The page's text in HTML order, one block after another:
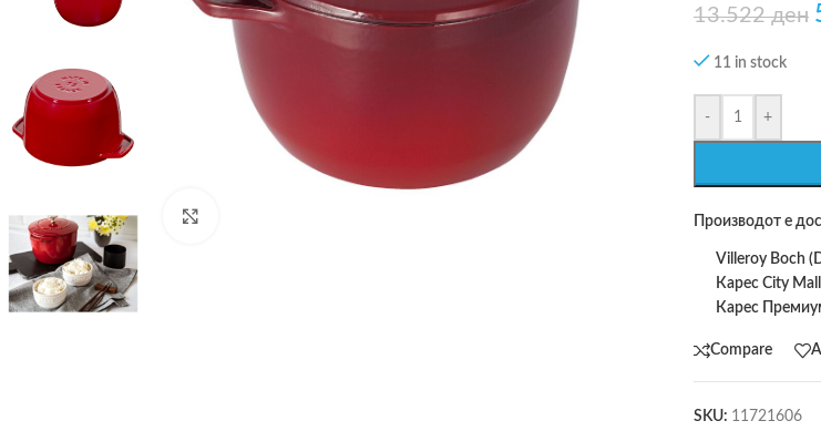
13.522ден
11 in stock
- +
Производот е
Villeroy Boch
Карес City
Карес
Compare
SKU: 11721606